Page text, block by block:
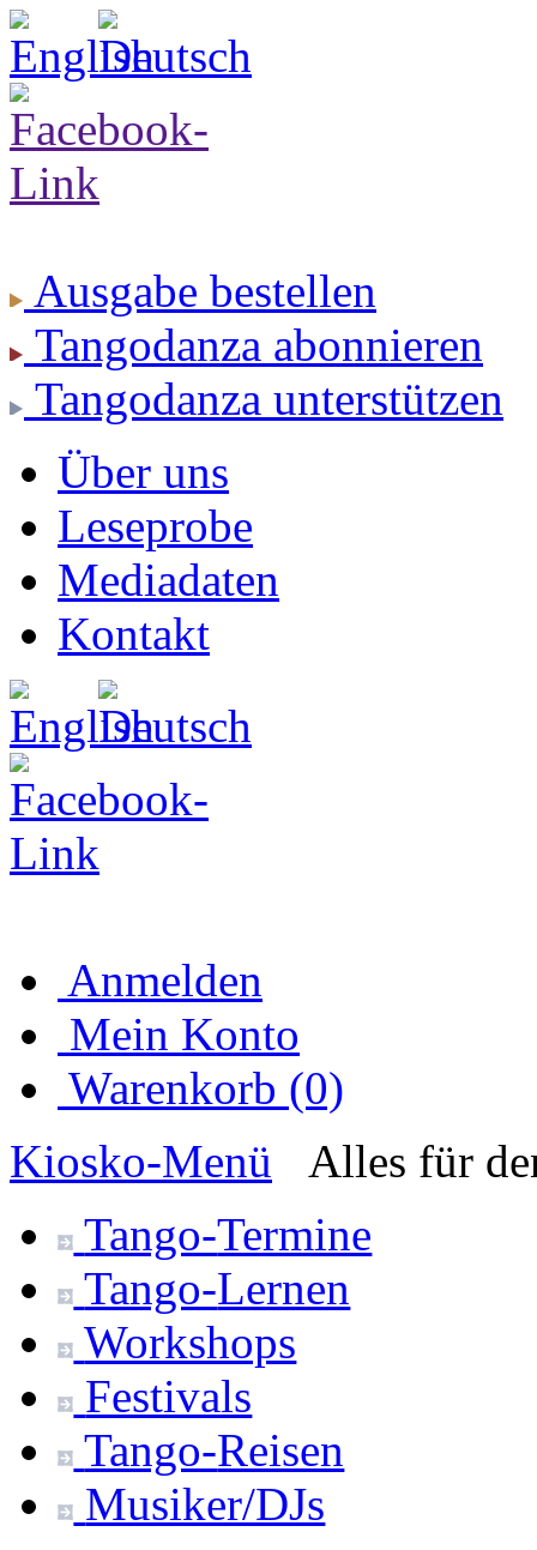
Ausgabe bestellen
Tangodanza abonnieren
Tangodanza unterstützen
Über uns
Leseprobe
Mediadaten
Kontakt
Anmelden
Mein Konto
Warenkorb (0)
Kiosko-Menü
Alles für
Tango-Termine
Tango-Lernen
Workshops
Festivals
Tango-Reisen
Musiker/DJs